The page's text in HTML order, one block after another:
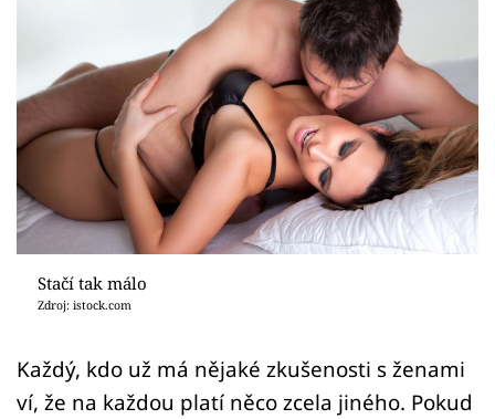
Sex a vztahy
Videa
Sledujte prima+
Přihlášení
Stačí tak málo
Zdroj: istock.com
Každý, kdo už má nějaké zkušenosti s ženami
ví, že na každou platí něco zcela jiného. Pokud